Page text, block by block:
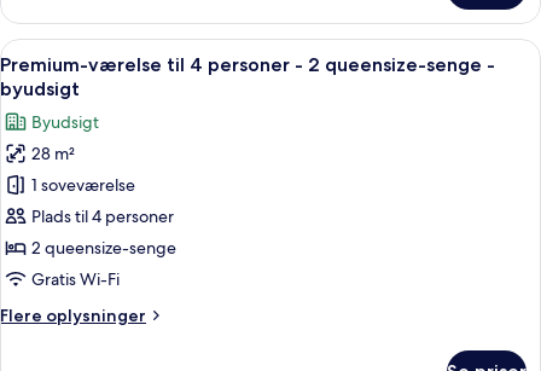
-
kingsize-
seng
terrasse
Indlæs
alle
billeder
af
Premium-
værelse
til
4
personer
2
Et hotelværelse med to senge, en
15
Premium-værelse til 4 personer - 2 queensize-senge -
byudsigt
Byudsigt
28 m²
1 soveværelse
Plads til 4 personer
2 queensize-senge
Gratis Wi-Fi
Flere oplysninger
Flere